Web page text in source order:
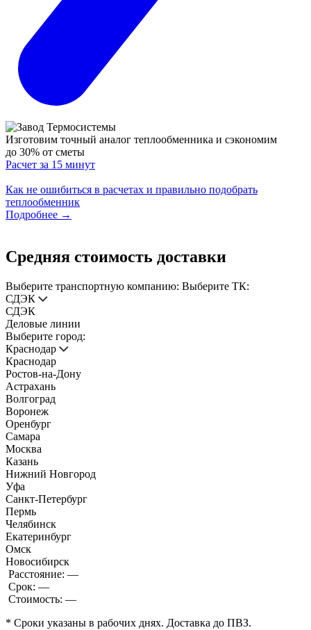
Изготовим точный аналог теплообменника и сэкономим
до 30% от сметы
Расчет за 15 минут
Как не ошибиться в расчетах и правильно подобрать
теплообменник
Подробнее →
Средняя стоимость доставки
Выберите транспортную компанию: Выберите ТК:
СДЭК
СДЭК
Деловые линии
Выберите город:
Краснодар
Краснодар
Ростов-на-Дону
Астрахань
Волгоград
Воронеж
Оренбург
Самара
Москва
Казань
Нижний Новгород
Уфа
Санкт-Петербург
Пермь
Челябинск
Екатеринбург
Омск
Новосибирск
Расстояние: —
Срок: —
Стоимость: —
* Сроки указаны в рабочих днях. Доставка до ПВЗ.